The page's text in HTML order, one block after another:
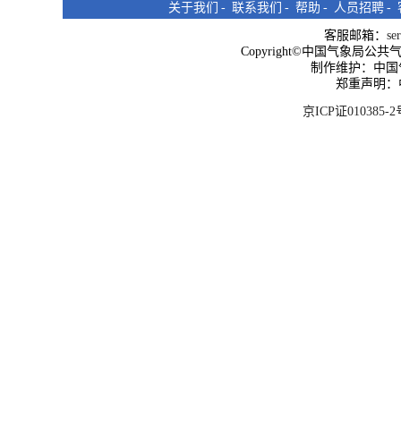
关于我们 - 联系我们 - 帮助 - 人员招聘 -
客服邮箱：
Copyright©中国气象局公共
制作维护：中
郑重声明
京ICP证010385-2